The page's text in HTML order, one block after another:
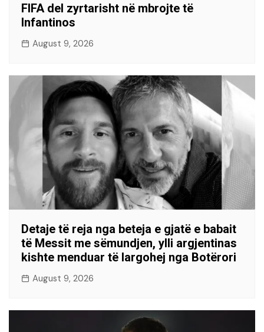
FIFA del zyrtarisht në mbrojte të
Infantinos
August 9, 2026
Detaje të reja nga beteja e gjatë e babait
të Messit me sëmundjen, ylli argjentinas
kishte menduar të largohej nga Botërori
August 9, 2026